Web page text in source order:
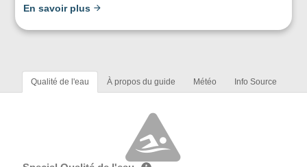
En savoir plus
Qualité de l'eau À propos du guide Météo Info Source